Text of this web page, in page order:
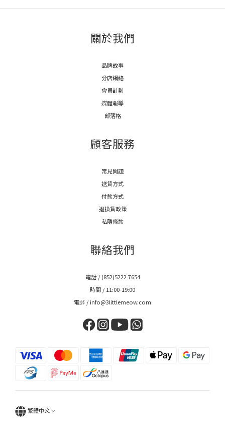
關於我們
品牌故事
分店網絡
會員計劃
媒體報導
部落格
顧客服務
常見問題
送貨方式
付款方式
退換貨政策
私隱條款
聯絡我們
電話 / (852)5222 7654
時間 / 11:00-19:00
電郵 / info@3littlemeow.com
繁體中文